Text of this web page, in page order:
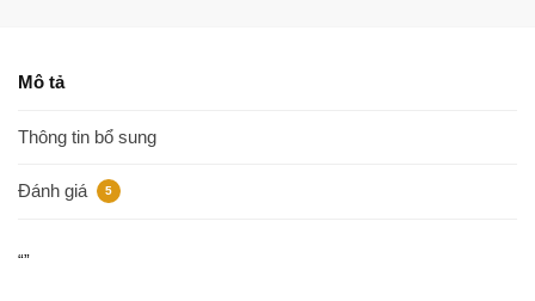
Mô tả
Thông tin bổ sung
Đánh giá 5
“”